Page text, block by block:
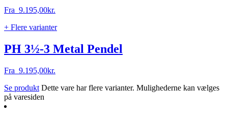
Fra 9.195,00kr.
+ Flere varianter
PH 3½-3 Metal Pendel
Fra 9.195,00kr.
Se produkt Dette vare har flere varianter. Mulighederne kan vælges
på varesiden